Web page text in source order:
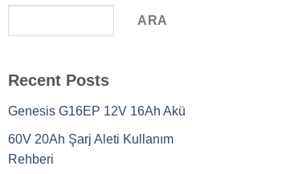
ARA
Recent Posts
Genesis G16EP 12V 16Ah Akü
60V 20Ah Şarj Aleti Kullanım
Rehberi